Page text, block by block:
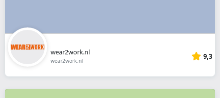
wear2work.nl
wear2work.nl 9,3